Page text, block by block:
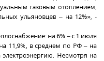
газовым отоплением,
ульяновцев – на 12%», -
на 6% – с 1 июля
11,9%, в среднем по РФ – на
электроэнергию. Несмотря на